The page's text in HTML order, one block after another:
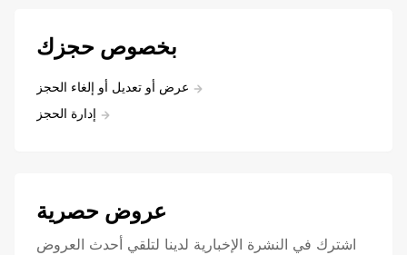
بخصوص حجزك
عرض أو تعديل أو إلغاء الحجز
إدارة الحجز
عروض حصرية
اشترك في النشرة الإخبارية لدينا لتلقي أحدث العروض